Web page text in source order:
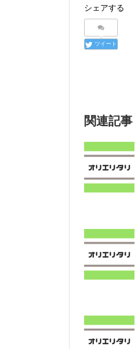
シェアする
ツイート
関連記事